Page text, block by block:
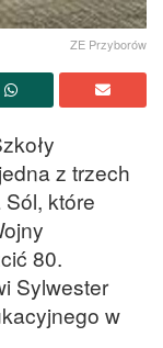
ZE Przyborów
z trzech
które
80.
Sylwester
w